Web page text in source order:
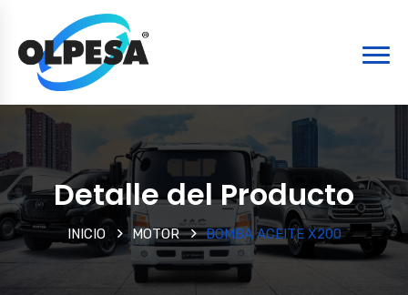
Detalle del Producto
INICIO MOTOR BOMBA ACEITE X200